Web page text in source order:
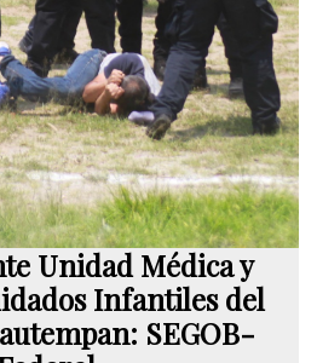
Unidad Médica y
Infantiles del
SEGOB-